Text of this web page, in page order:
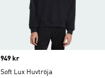
Price
949 kr
Soft Lux Huvtröja